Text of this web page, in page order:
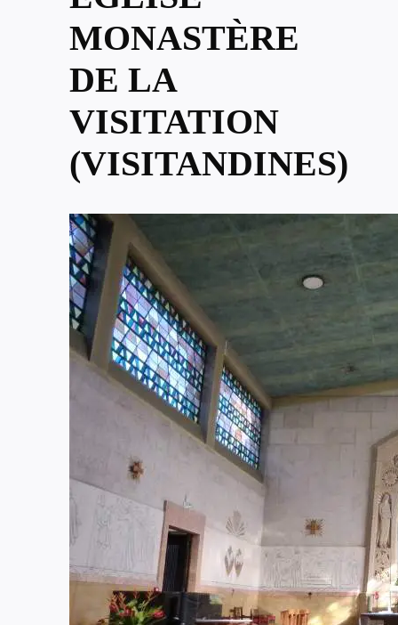
MONASTÈRE
DE LA
VISITATION
(VISITANDINES)